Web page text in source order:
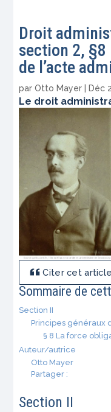
Droit
section 2,
de l’acte
parOtto Mayer |Déc
Le droit
Citer cet article
Sommaire de
Section II
Principes généraux
§ 8 La force
Auteur/autrice
Otto Mayer
Partager :
Section II